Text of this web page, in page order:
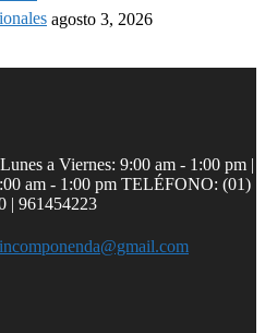
agosto 3, 2026
a Viernes: 9:00 am - 1:00 pm |
am - 1:00 pm TELÉFONO: (01)
| 961454223